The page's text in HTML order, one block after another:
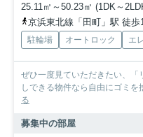
25.11㎡～50.23㎡ (1DK～
京浜東北線「田町」駅 徒歩
駐輪場 オートロック エ
ぜひ一度見ていただきたい、「
しできる物件なら自由にゴミを
る
募集中の部屋